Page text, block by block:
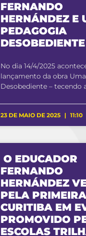
FERNANDO
HERNÁNDEZ E
PEDAGOGIA
DESOBEDIENTE
No dia 14/4/2025
lançamento da obra
Desobediente – tecendo
23 DE MAIO DE 2025 11:10
O EDUCADOR
FERNANDO
HERNÁNDEZ
PELA
CURITIBA EM
PROMOVIDO
ESCOLAS